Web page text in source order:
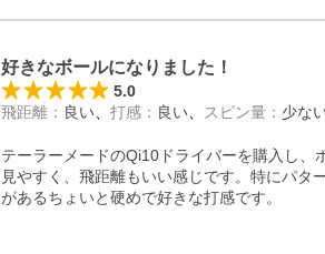
好きなボールになりました！
5.0
飛距離 ： 良い 打感 ： 良い スピン量 ： 少な
テーラーメードのQi10ドライバーを購入し、
見やすく、飛距離もいい感じです。特にパタ
があるちょいと硬めで好きな打感です。